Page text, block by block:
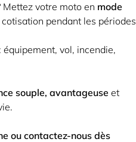
Mettez votre moto en mode
pendant les périodes
vol, incendie,
souple, avantageuse et
ou contactez-nous dès